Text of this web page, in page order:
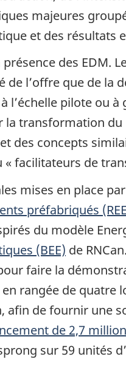
majeures
et des résultats
des EDM.
l’offre que de la
pilote ou
transformation
des concepts
facilitateurs de
mises en place
préfabriqués
du modèle
(BEE) de
faire la
rangée de quatre
de fournir une
de 2,7
sur 59 unités